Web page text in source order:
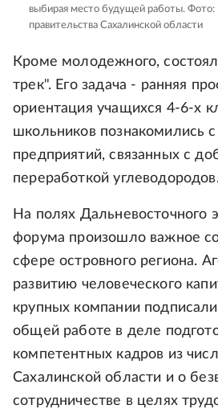
выбирая место будущей работы. Фото:
правительства Сахалинской области
Кроме молодежного,
трек". Его задача - ранняя
ориентация учащихся 4-6-х
школьников познакомились
предприятий, связанных с
переработкой
На полях Дальневосточного
форума произошло важное
сфере островного региона.
развитию человеческого
крупных компании
общей работе в деле
компетентных кадров из
Сахалинской области и о
сотрудничестве в целях